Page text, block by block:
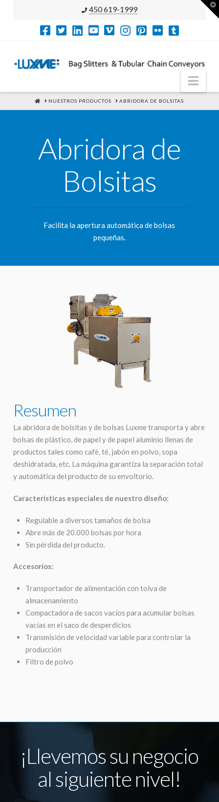
450 619-1999
HOMENUESTROS PRODUCTOS ABRIDORA DE BOLSITAS
Abridora de
Bolsitas
Facilita la apertura automática de bolsas
pequeñas.
Resumen
La abridora de bolsitas y de bolsas Luxme transporta y abre
bolsas de plástico, de papel y de papel aluminio llenas de
productos tales como café, té, jabón en polvo, sopa
deshidratada, etc. La máquina garantiza la separación total
y automática del producto de su envoltorio.
Características especiales de nuestro diseño:
Regulable a diversos tamaños de bolsa
Abre más de 20.000 bolsas por hora
Sin pérdida del producto.
Accesorios:
Transportador de alimentación con tolva de
almacenamiento
Compactadora de sacos vacíos para acumular bolsas
vacías en el saco de desperdicios
Transmisión de velocidad variable para controlar la
producción
Filtro de polvo
¡Llevemos su negocio
al siguiente nivel!